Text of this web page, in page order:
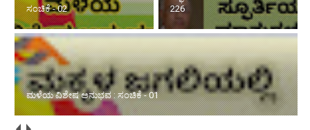
ಸಂಚಿಕೆ - 02
226
ಮಳೆಯ ವಿಶೇಷ ಅನುಭವ : ಸಂಚಿಕೆ - 01